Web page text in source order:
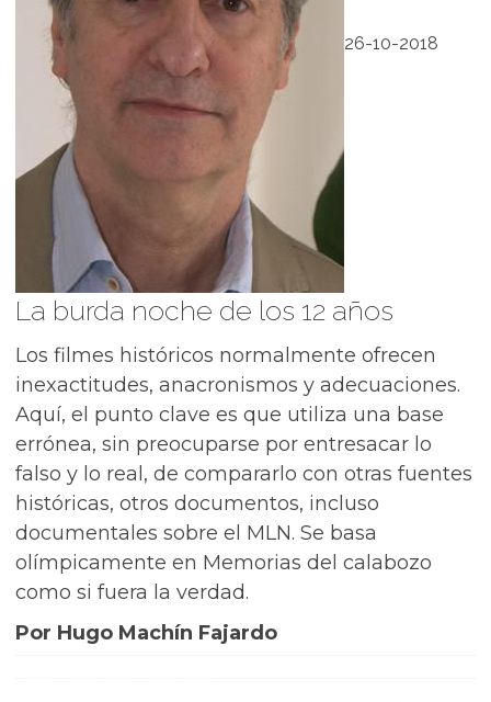
26-10-2018
La burda noche de los 12 años
Los filmes históricos normalmente ofrecen
inexactitudes, anacronismos y adecuaciones.
Aquí, el punto clave es que utiliza una base
errónea, sin preocuparse por entresacar lo
falso y lo real, de compararlo con otras fuentes
históricas, otros documentos, incluso
documentales sobre el MLN. Se basa
olímpicamente en Memorias del calabozo
como si fuera la verdad.
Por Hugo Machín Fajardo